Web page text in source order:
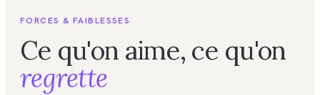
FORCES & FAIBLESSES
Ce qu'on aime, ce qu'on
regrette